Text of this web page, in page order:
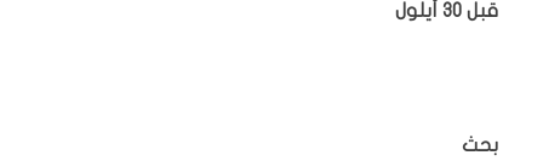
قبل 30 أيلول
بحث